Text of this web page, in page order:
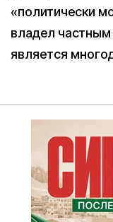
«политически
владел
является